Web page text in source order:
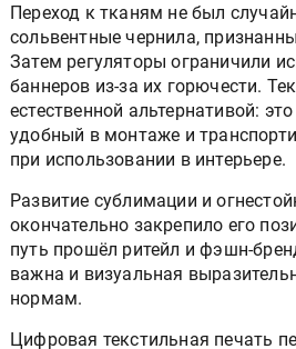
Переход к тканям не был
сольвентные чернила,
Затем регуляторы ограничили
баннеров из-за их горючести.
естественной альтернативой:
удобный в монтаже и
при использовании в интерьере.
Развитие сублимации и
окончательно закрепило его
путь прошёл ритейл и фэшн-
важна и визуальная
нормам.
Цифровая текстильная печать